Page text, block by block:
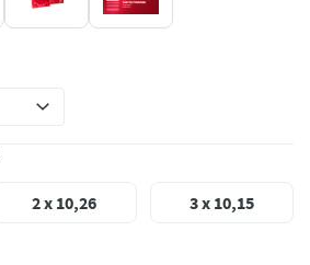
2 x 10,26 3 x 10,15